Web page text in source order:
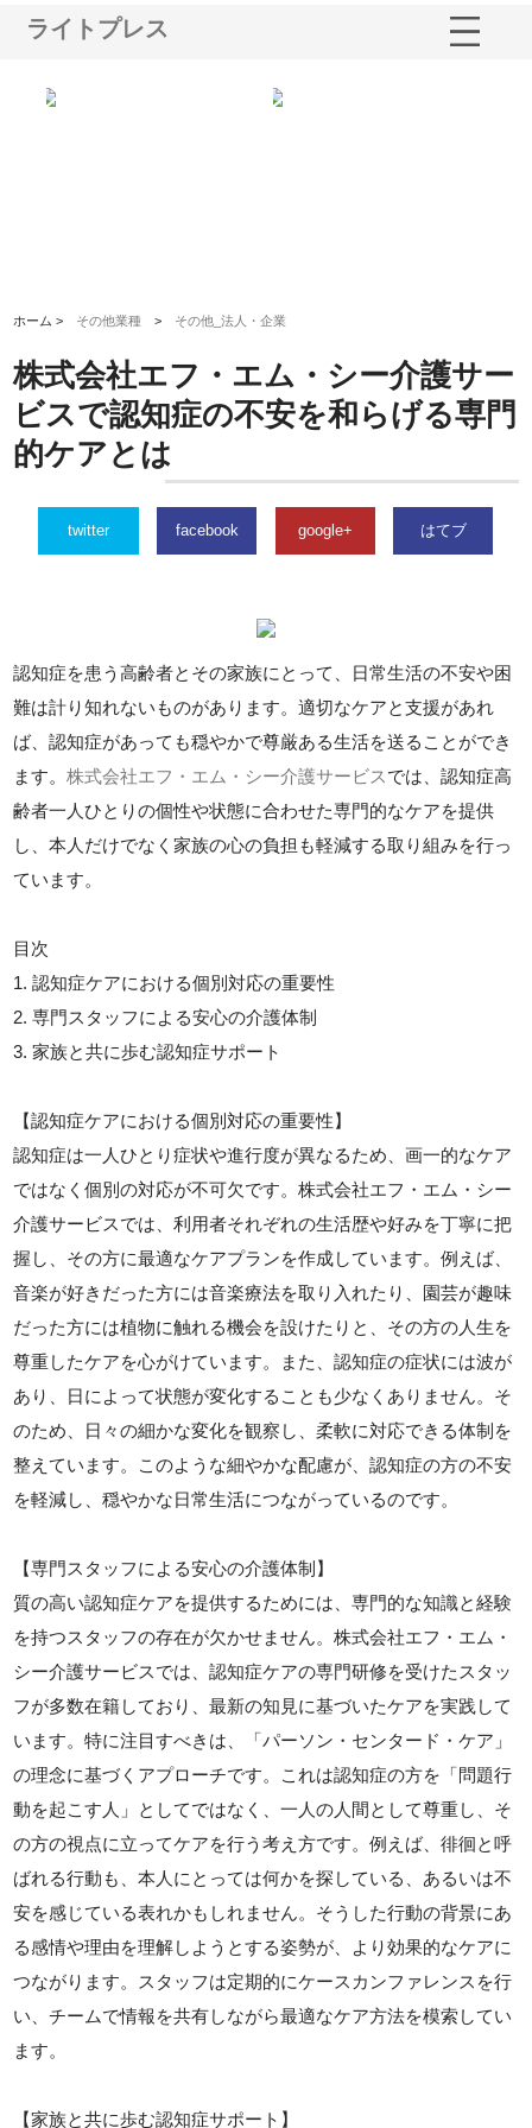
ライトプレス
ホーム > その他業種 > その他_法人・企業
株式会社エフ・エム・シー介護サー
ビスで認知症の不安を和らげる専門
的ケアとは
twitter facebook google+ はてブ
認知症を患う高齢者とその家族にとって、日常生活の不安や困
難は計り知れないものがあります。適切なケアと支援があれ
ば、認知症があっても穏やかで尊厳ある生活を送ることができ
ます。株式会社エフ・エム・シー介護サービス では、認知症高
齢者一人ひとりの個性や状態に合わせた専門的なケアを提供
し、本人だけでなく家族の心の負担も軽減する取り組みを行っ
ています。
目次
1. 認知症ケアにおける個別対応の重要性
2. 専門スタッフによる安心の介護体制
3. 家族と共に歩む認知症サポート
【認知症ケアにおける個別対応の重要性】
認知症は一人ひとり症状や進行度が異なるため、画一的なケア
ではなく個別の対応が不可欠です。株式会社エフ・エム・シー
介護サービスでは、利用者それぞれの生活歴や好みを丁寧に把
握し、その方に最適なケアプランを作成しています。例えば、
音楽が好きだった方には音楽療法を取り入れたり、園芸が趣味
だった方には植物に触れる機会を設けたりと、その方の人生を
尊重したケアを心がけています。また、認知症の症状には波が
あり、日によって状態が変化することも少なくありません。そ
のため、日々の細かな変化を観察し、柔軟に対応できる体制を
整えています。このような細やかな配慮が、認知症の方の不安
を軽減し、穏やかな日常生活につながっているのです。
【専門スタッフによる安心の介護体制】
質の高い認知症ケアを提供するためには、専門的な知識と経験
を持つスタッフの存在が欠かせません。株式会社エフ・エム・
シー介護サービスでは、認知症ケアの専門研修を受けたスタッ
フが多数在籍しており、最新の知見に基づいたケアを実践して
います。特に注目すべきは、「パーソン・センタード・ケア」
の理念に基づくアプローチです。これは認知症の方を「問題行
動を起こす人」としてではなく、一人の人間として尊重し、そ
の方の視点に立ってケアを行う考え方です。例えば、徘徊と呼
ばれる行動も、本人にとっては何かを探している、あるいは不
安を感じている表れかもしれません。そうした行動の背景にあ
る感情や理由を理解しようとする姿勢が、より効果的なケアに
つながります。スタッフは定期的にケースカンファレンスを行
い、チームで情報を共有しながら最適なケア方法を模索してい
ます。
【家族と共に歩む認知症サポート】